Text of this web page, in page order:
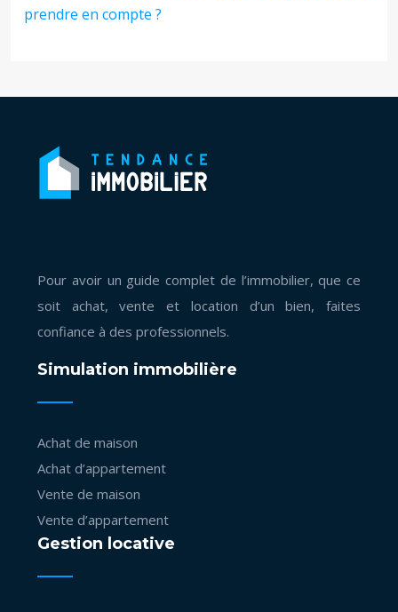
prendre en compte ?
Pour avoir un guide complet de l’immobilier, que ce
soit achat, vente et location d’un bien, faites
confiance à des professionnels.
Simulation immobilière
Achat de maison
Achat d’appartement
Vente de maison
Vente d’appartement
Gestion locative